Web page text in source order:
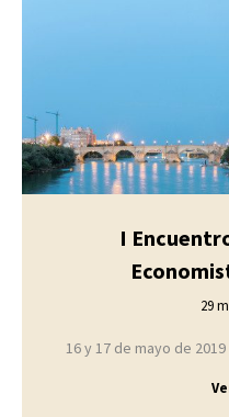
I
29
16 y 17 de mayo de